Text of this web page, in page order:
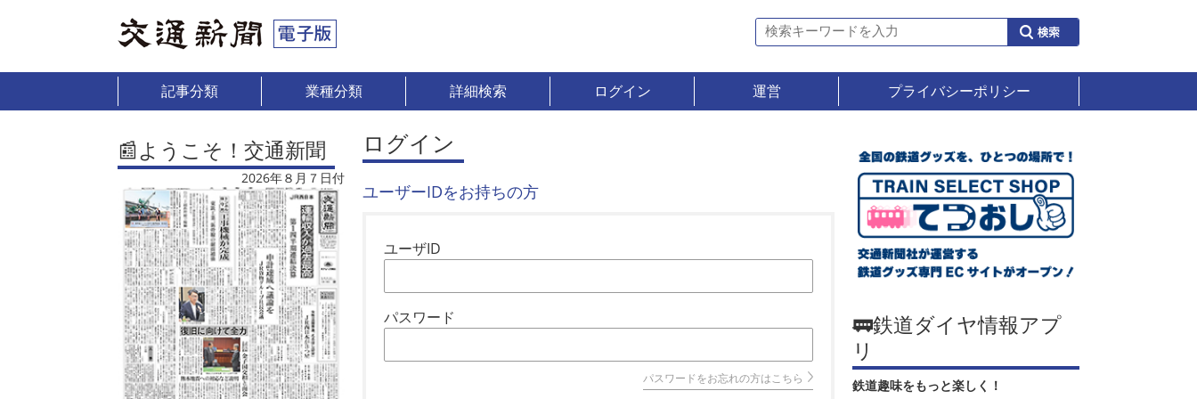
記事分類 業種分類 詳細検索 ログイン 運営 プライバシーポリシー
📰ようこそ！交通新聞
2026年８月７日付
ログイン
ユーザーIDをお持ちの方
ユーザID
パスワード
パスワードをお忘れの方はこちら
🚃鉄道ダイヤ情報アプ
リ
鉄道趣味をもっと楽しく！